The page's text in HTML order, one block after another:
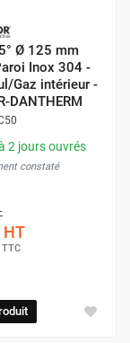
Ø 125 mm
Inox 304 -
Gaz intérieur -
DANTHERM
2 jours ouvrés
constaté
HT
TTC